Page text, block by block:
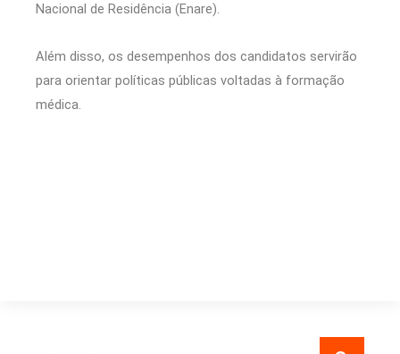
Nacional de Residência (Enare).
Além disso, os desempenhos dos candidatos servirão
para orientar políticas públicas voltadas à formação
médica.